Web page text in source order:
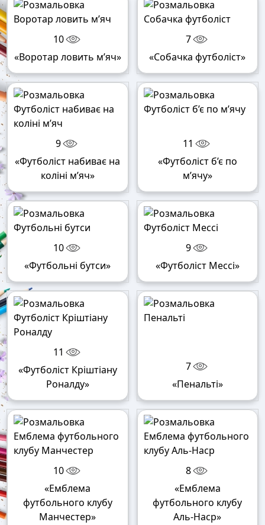
10
«Воротар ловить м’яч»
7
«Собачка футболіст»
9
«Футболіст набиває на
коліні м’яч»
11
«Футболіст б’є по
м’ячу»
10
«Футбольні бутси»
9
«Футболіст Мессі»
11
«Футболіст Кріштіану
Роналду»
7
«Пенальті»
10
«Емблема
футбольного клубу
Манчестер»
8
«Емблема
футбольного клубу
Аль-Наср»